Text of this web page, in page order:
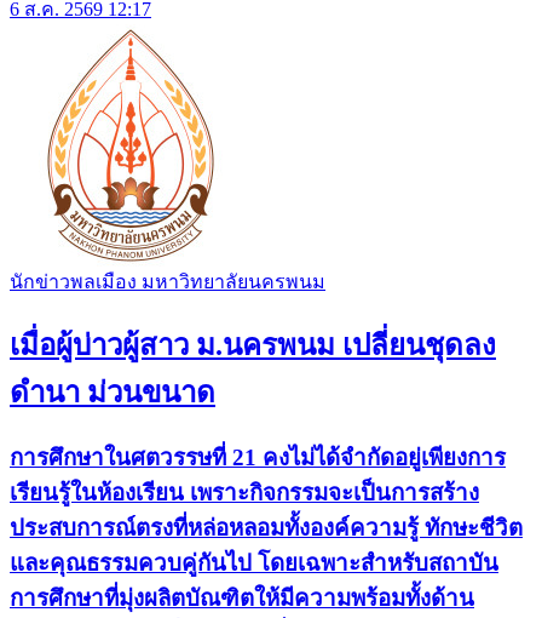
6 ส.ค. 2569 12:17
นักข่าวพลเมือง มหาวิทยาลัยนครพนม
เมื่อผู้บ่าวผู้สาว ม.นครพนม เปลี่ยนชุดลง
ดำนา ม่วนขนาด
การศึกษาในศตวรรษที่ 21 คงไม่ได้จำกัดอยู่เพียงการ
เรียนรู้ในห้องเรียน เพราะกิจกรรมจะเป็นการสร้าง
ประสบการณ์ตรงที่หล่อหลอมทั้งองค์ความรู้ ทักษะชีวิต
และคุณธรรมควบคู่กันไป โดยเฉพาะสำหรับสถาบัน
การศึกษาที่มุ่งผลิตบัณฑิตให้มีความพร้อมทั้งด้าน